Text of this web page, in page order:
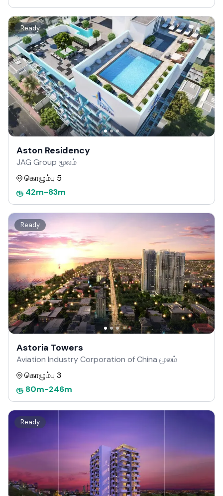
Ready
Aston Residency
JAG Group மூலம்
கொழும்பு 5
ரூ 42m-83m
Ready
Astoria Towers
Aviation Industry Corporation of China மூலம்
கொழும்பு 3
ரூ 80m-246m
Ready